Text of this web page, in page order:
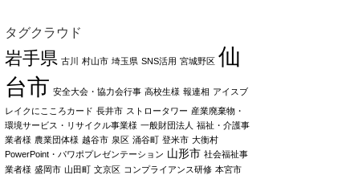
タグクラウド
岩手県 古川 村山市 埼玉県 SNS活用 宮城野区 仙
台市 安全大会・協力会行事 高校生様 報連相 アイスブ
レイクにこころカード 長井市 ストロータワー 産業廃棄物・
環境サービス・リサイクル事業様 一般財団法人
福祉・介護事
業者様 農業団体様 越谷市 泉区 涌谷町 登米市 大衡村
PowerPoint・パワポプレゼンテーション 山形市 社会福祉事
業者様 盛岡市 山田町 文京区 コンプライアンス研修 本宮市